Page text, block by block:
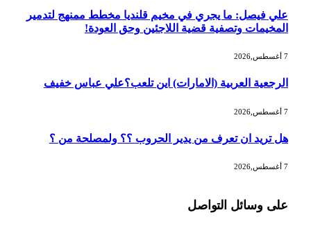
علي فيصل: ما يجري في مخيم قلنديا مخطط ممنهج لتدمير
المخيمات وتصفية قضية اللاجئين وحق العودة!
الرجعية العربية (الامارات) اين تلعب؟علي عباس خفيف
هل تريد ان تعرف من يدير الحروب ؟؟ ولمصلحة من ؟
على وسائل التواصل